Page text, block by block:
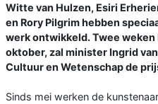
Witte van Hulzen, Esiri
en Rory Pilgrim hebben
werk ontwikkeld. Twee weken
oktober, zal minister Ingrid
Cultuur en Wetenschap de
Sinds mei werken de